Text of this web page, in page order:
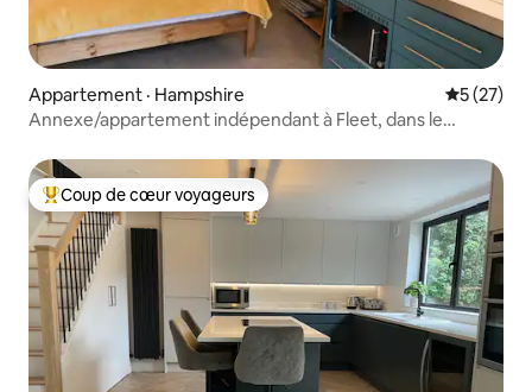
Appartement · Hampshire Note
5 (27)
Annexe/appartement indépendant à Fleet, dans le
Coup de cœur voyageurs parmi les plus aimés
Coup de cœur voyageurs